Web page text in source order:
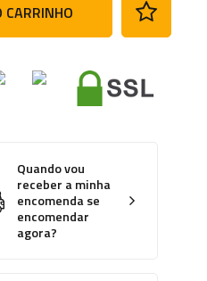
CARRINHO
Quando vou
receber a minha
encomenda se
encomendar
agora?